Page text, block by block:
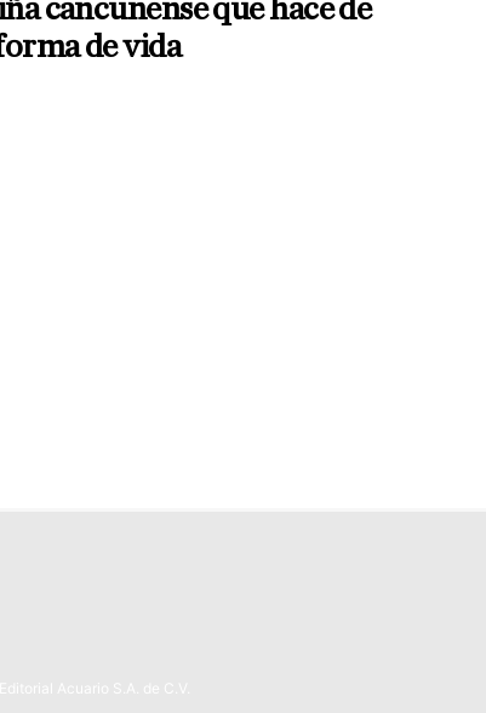
cancunense que hace de
de vida